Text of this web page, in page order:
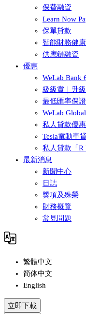
保費融資
Learn Now
保單貸款
智能財務健
供應鏈融資
優惠
WeLab Bank
級級賞｜升
最低匯率保證
WeLab
私人貸款優惠
Tesla電動車
私人貸款「R
最新消息
新聞中心
日誌
獎項及殊榮
財務概覽
常見問題
繁體中文
简体中文
English
立即下載